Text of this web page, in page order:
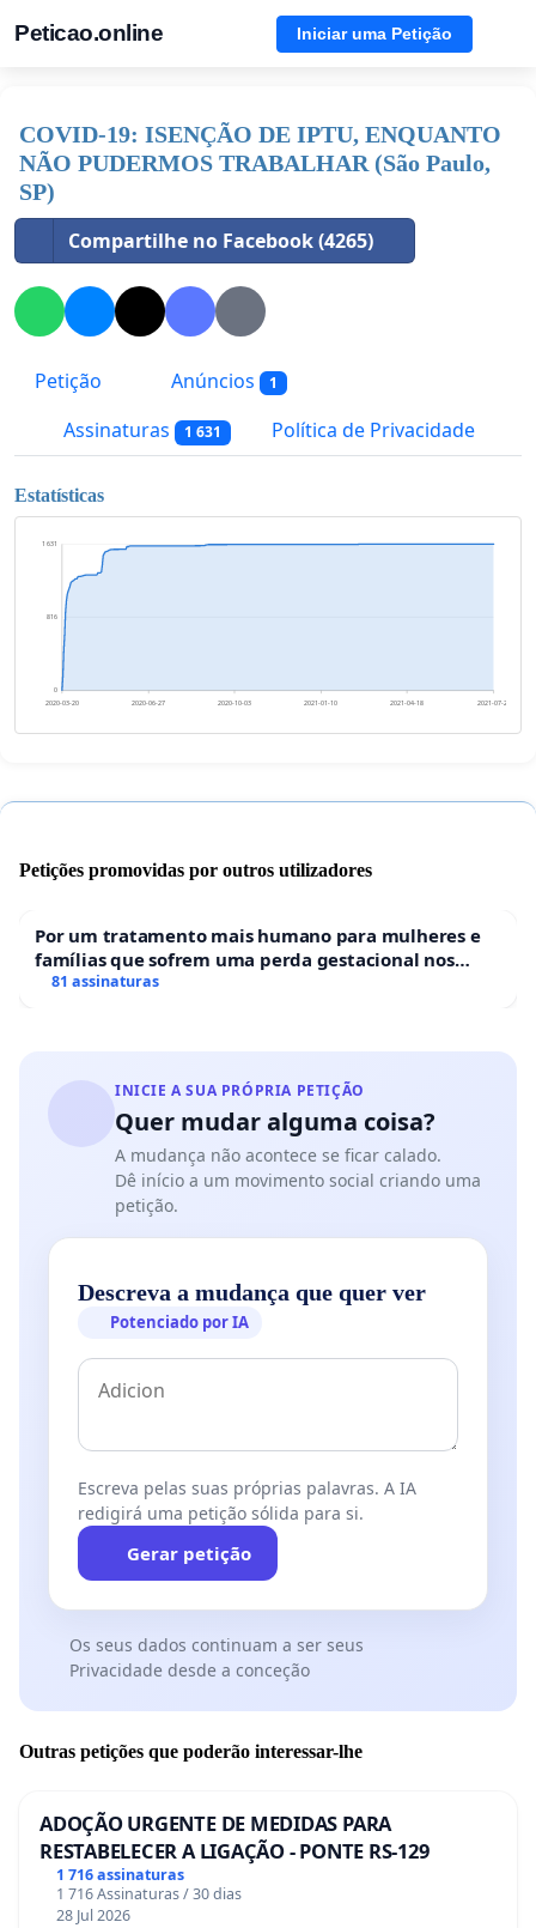
Peticao.online Iniciar uma Petição
COVID-19: ISENÇÃO DE IPTU, ENQUANTO
NÃO PUDERMOS TRABALHAR (São Paulo,
SP)
Compartilhe no Facebook (4265)
Petição Anúncios 1
Assinaturas 1 631 Política de Privacidade
Estatísticas
0
816
1 631
2020-03-20 2020-06-27 2020-10-03 2021-01-10 2021-04-18 2021-07-26
Petições promovidas por outros utilizadores
Por um tratamento mais humano para mulheres e
famílias que sofrem uma perda gestacional nos
hospitais portugueses
81 assinaturas
INICIE A SUA PRÓPRIA PETIÇÃO
Quer mudar alguma coisa?
A mudança não acontece se ficar calado.
Dê início a um movimento social criando uma
petição.
Descreva a mudança que quer ver
Potenciado por IA
Escreva pelas suas próprias palavras. A IA
redigirá uma petição sólida para si.
Gerar petição
Os seus dados continuam a ser seus
Privacidade desde a conceção
Outras petições que poderão interessar-lhe
ADOÇÃO URGENTE DE MEDIDAS PARA
RESTABELECER A LIGAÇÃO - PONTE RS-129
1 716 assinaturas
1 716 Assinaturas / 30 dias
28 Jul 2026